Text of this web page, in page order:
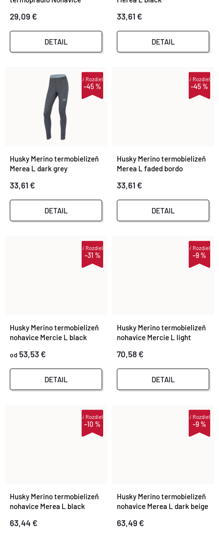
E
P
K
T
O
S
P
R
K
T
O
V
29,09 €
DETAIL
33,61 €
DETAIL
–45 %
iRozdiel
Husky Merino termobielizeň
Merea L dark grey
33,61 €
DETAIL
–45 %
iRozdiel
Husky Merino termobielizeň
Merea L faded bordo
33,61 €
DETAIL
–31 %
iRozdiel
Husky Merino termobielizeň
nohavice Mercie L black
od 53,53 €
DETAIL
–9 %
iRozdiel
Husky Merino termobielizeň
nohavice Mercie L light
70,58 €
DETAIL
–10 %
iRozdiel
Husky Merino termobielizeň
nohavice Merea L black
63,44 €
–9 %
iRozdiel
Husky Merino termobielizeň
nohavice Merea L dark beige
63,49 €